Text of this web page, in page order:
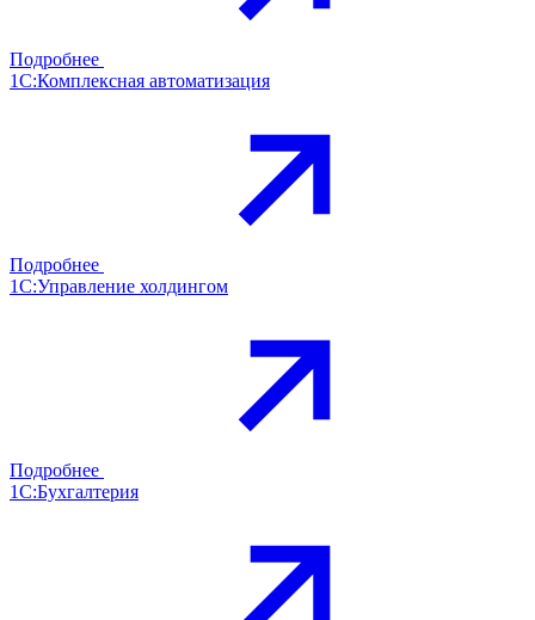
Подробнее
1С:Комплексная автоматизация
Подробнее
1С:Управление холдингом
Подробнее
1С:Бухгалтерия